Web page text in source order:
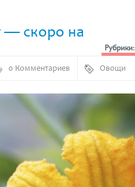
— скоро на
Рубрики:
0 Комментариев Овощи